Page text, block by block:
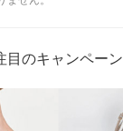
目のキャンペーン